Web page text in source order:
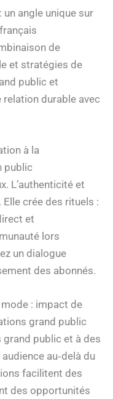
un angle unique sur
de
et stratégies de
public et
durable avec
à la
public
L’authenticité et
crée des rituels :
et
lors
un dialogue
des abonnés.
: impact de
grand public
public et à des
au‑delà du
facilitent des
des opportunités